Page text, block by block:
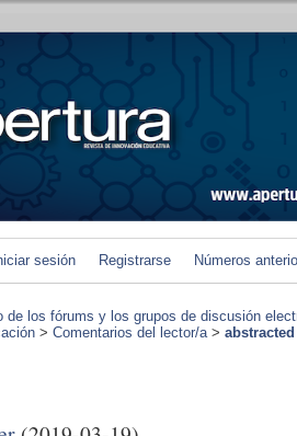
sesión Registrarse Números
de los fórums y los grupos de discusión
> Comentarios del lector/a> abstracted